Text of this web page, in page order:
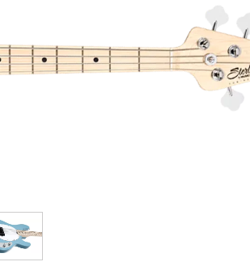
Sehen Sie sich unsere Marken an